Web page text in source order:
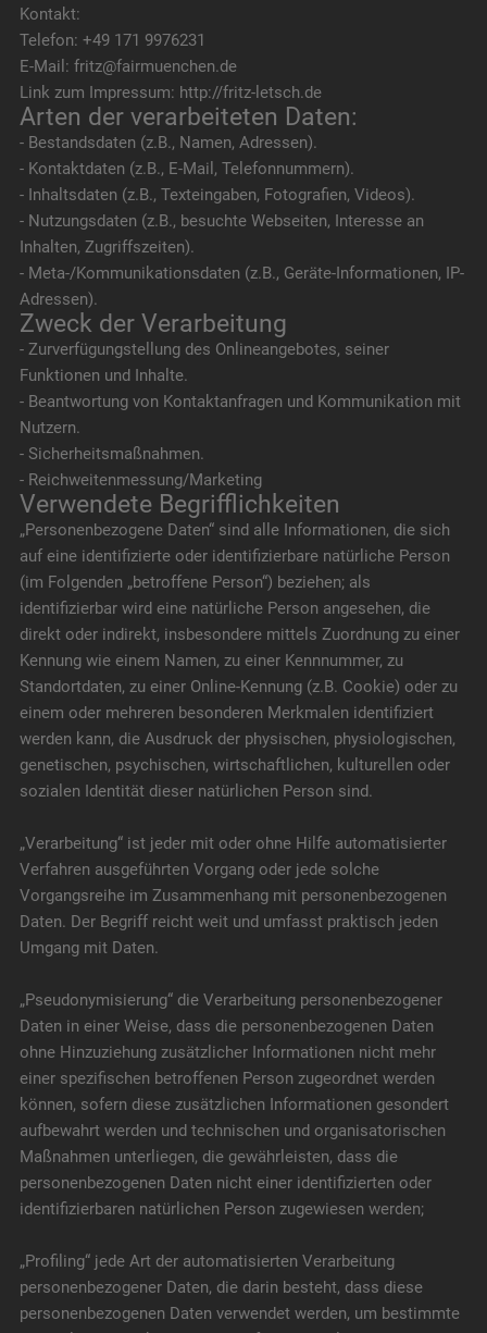
Kontakt:
Telefon: +49 171 9976231
E-Mail: fritz@fairmuenchen.de
Link zum Impressum: http://fritz-letsch.de
Arten der verarbeiteten Daten:
- Bestandsdaten (z.B., Namen, Adressen).
- Kontaktdaten (z.B., E-Mail, Telefonnummern).
- Inhaltsdaten (z.B., Texteingaben, Fotografien, Videos).
- Nutzungsdaten (z.B., besuchte Webseiten, Interesse an
Inhalten, Zugriffszeiten).
- Meta-/Kommunikationsdaten (z.B., Geräte-Informationen, IP-
Adressen).
Zweck der Verarbeitung
- Zurverfügungstellung des Onlineangebotes, seiner
Funktionen und Inhalte.
- Beantwortung von Kontaktanfragen und Kommunikation mit
Nutzern.
- Sicherheitsmaßnahmen.
- Reichweitenmessung/Marketing
Verwendete Begrifflichkeiten
„Personenbezogene Daten“ sind alle Informationen, die sich
auf eine identifizierte oder identifizierbare natürliche Person
(im Folgenden „betroffene Person“) beziehen; als
identifizierbar wird eine natürliche Person angesehen, die
direkt oder indirekt, insbesondere mittels Zuordnung zu einer
Kennung wie einem Namen, zu einer Kennnummer, zu
Standortdaten, zu einer Online-Kennung (z.B. Cookie) oder zu
einem oder mehreren besonderen Merkmalen identifiziert
werden kann, die Ausdruck der physischen, physiologischen,
genetischen, psychischen, wirtschaftlichen, kulturellen oder
sozialen Identität dieser natürlichen Person sind.
„Verarbeitung“ ist jeder mit oder ohne Hilfe automatisierter
Verfahren ausgeführten Vorgang oder jede solche
Vorgangsreihe im Zusammenhang mit personenbezogenen
Daten. Der Begriff reicht weit und umfasst praktisch jeden
Umgang mit Daten.
„Pseudonymisierung“ die Verarbeitung personenbezogener
Daten in einer Weise, dass die personenbezogenen Daten
ohne Hinzuziehung zusätzlicher Informationen nicht mehr
einer spezifischen betroffenen Person zugeordnet werden
können, sofern diese zusätzlichen Informationen gesondert
aufbewahrt werden und technischen und organisatorischen
Maßnahmen unterliegen, die gewährleisten, dass die
personenbezogenen Daten nicht einer identifizierten oder
identifizierbaren natürlichen Person zugewiesen werden;
„Profiling“ jede Art der automatisierten Verarbeitung
personenbezogener Daten, die darin besteht, dass diese
personenbezogenen Daten verwendet werden, um bestimmte